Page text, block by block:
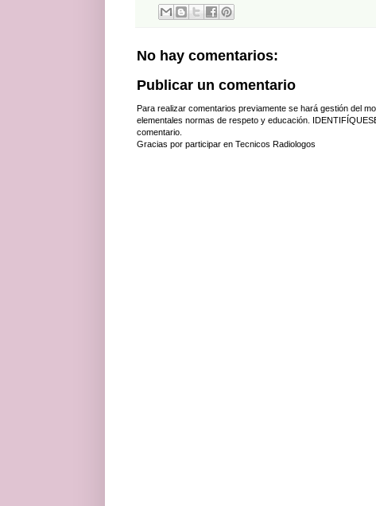
No hay comentarios:
Publicar un comentario
Para realizar comentarios previamente se hará gestión del
elementales normas de respeto y educación.
comentario.
Gracias por participar en Tecnicos Radiologos